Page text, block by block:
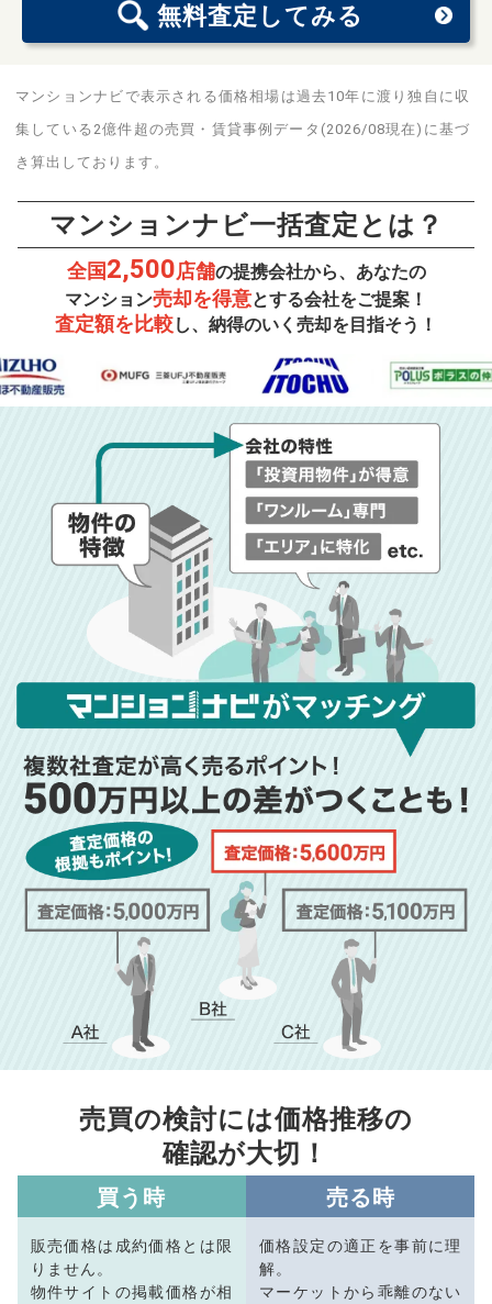
無料査定 してみる
マンションナビで表示される価格相場は過去10年に渡り独自に収
集している2億件超の売買・賃貸事例データ(2026/08現在)に基づ
き算出しております。
マンションナビ一括査定とは？
全国2,500店舗の提携会社から、あなたの
マンション売却を得意とする会社をご提案！
査定額を比較し、納得のいく売却を目指そう！
売買の検討には価格推移の
確認が大切！
買う時
販売価格は成約価格とは限
りません。
物件サイトの掲載価格が相
売る時
価格設定の適正を事前に理
解。
マーケットから乖離のない